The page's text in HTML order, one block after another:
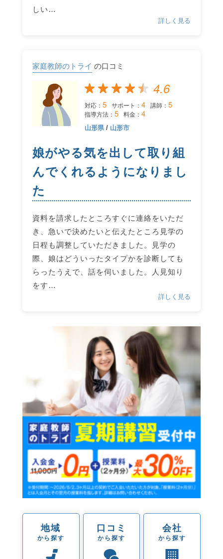
しい…
詳しく見る
家庭教師のトライ の口コミ
4.6
対応： 5 サポート： 4 講師： 5
指導方法： 5 料金： 4
山形県/ 山形市
娘がやる気を出して取り組
んでくれるようになりまし
た
資料を請求したところすぐに連絡をいただ
き、急いで決めたいと伝えたところ見学の
日程も調整していただきました。見学の
際、娘はどういったタイプかを診断しても
らったうえで、話を伺いました。人見知り
をす…
詳しく見る
地域
から探す
口コミ
から探す
会社
から探す